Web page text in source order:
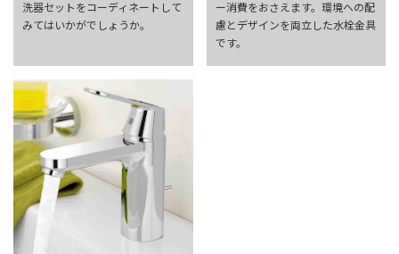
洗器セットをコーディネートして
みてはいかがでしょうか。
ー消費をおさえます。環境への配
慮とデザインを両立した水栓金具
です。